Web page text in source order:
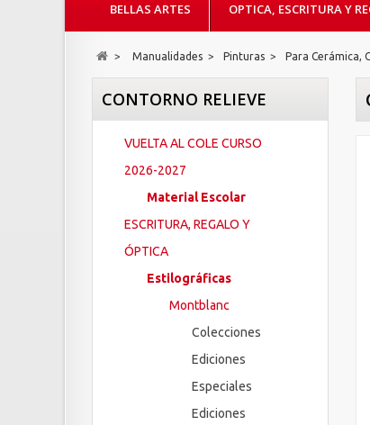
BELLAS ARTES OPTICA, ESCRITURA Y
> Manualidades > Pinturas > Para Cerámica,
CONTORNO RELIEVE
VUELTA AL COLE CURSO
2026-2027
Material Escolar
ESCRITURA, REGALO Y
ÓPTICA
Estilográficas
Montblanc
Colecciones
Ediciones
Especiales
Ediciones